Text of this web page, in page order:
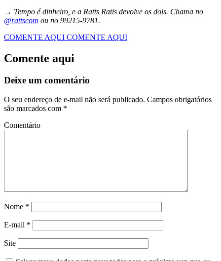
→ Tempo é dinheiro, e a Ratts Ratis devolve os dois. Chama no
@rattscom ou no 99215-9781.
COMENTE AQUI COMENTE AQUI
Comente aqui
Deixe um comentário
O seu endereço de e-mail não será publicado. Campos obrigatórios
são marcados com *
Comentário
Nome *
E-mail *
Site